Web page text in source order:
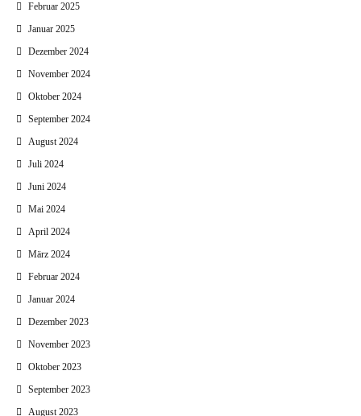
Februar 2025
Januar 2025
Dezember 2024
November 2024
Oktober 2024
September 2024
August 2024
Juli 2024
Juni 2024
Mai 2024
April 2024
März 2024
Februar 2024
Januar 2024
Dezember 2023
November 2023
Oktober 2023
September 2023
August 2023